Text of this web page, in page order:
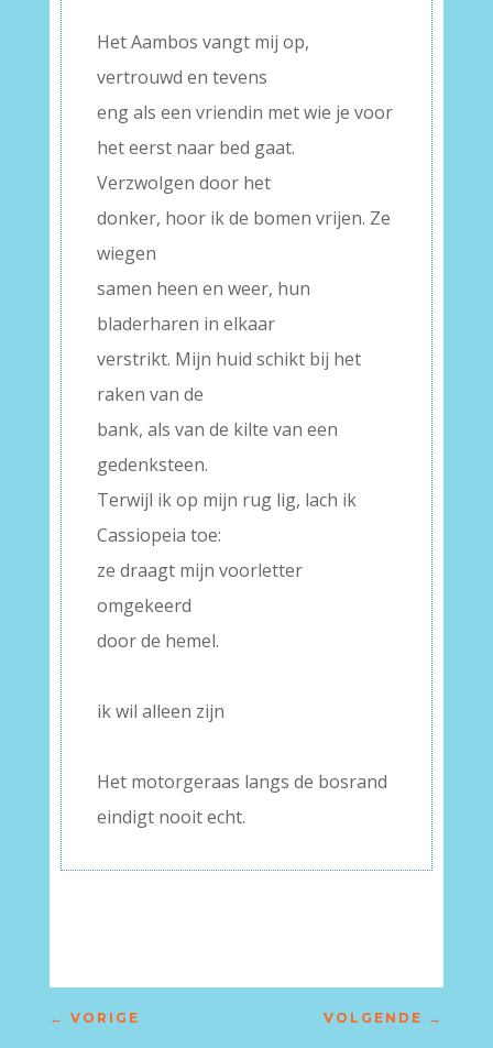
Het Aambos vangt mij op,
vertrouwd en tevens
eng als een vriendin met wie je voor
het eerst naar bed gaat.
Verzwolgen door het
donker, hoor ik de bomen vrijen. Ze
wiegen
samen heen en weer, hun
bladerharen in elkaar
verstrikt. Mijn huid schikt bij het
raken van de
bank, als van de kilte van een
gedenksteen.
Terwijl ik op mijn rug lig, lach ik
Cassiopeia toe:
ze draagt mijn voorletter
omgekeerd
door de hemel.
ik wil alleen zijn
Het motorgeraas langs de bosrand
eindigt nooit echt.
← VORIGE VOLGENDE →